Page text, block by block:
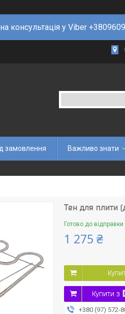
консультація у Viber
замовлення Важливо знати
Тен для плити
Готово до відправки
1 275 ₴
Купити з
+380 (97) 572-